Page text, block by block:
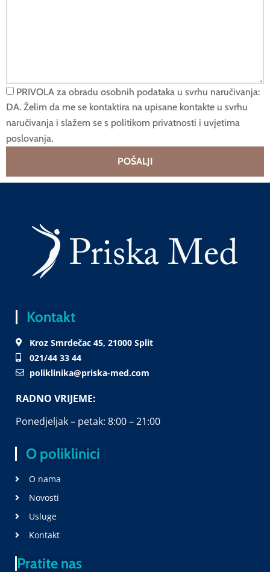
PRIVOLA za obradu osobnih podataka u svrhu naručivanja:
DA. Želim da me se kontaktira na upisane kontakte u svrhu
naručivanja i slažem se s politikom privatnosti i uvjetima
poslovanja.
POŠALJI
Kontakt
Kroz Smrdečac 45, 21000 Split
021/44 33 44
poliklinika@priska-med.com
RADNO VRIJEME:
Ponedjeljak – petak: 8:00 – 21:00
O poliklinici
O nama
Novosti
Usluge
Kontakt
Pratite nas